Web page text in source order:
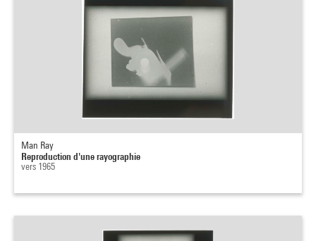
Man Ray
Reproduction d'une rayographie
vers 1965